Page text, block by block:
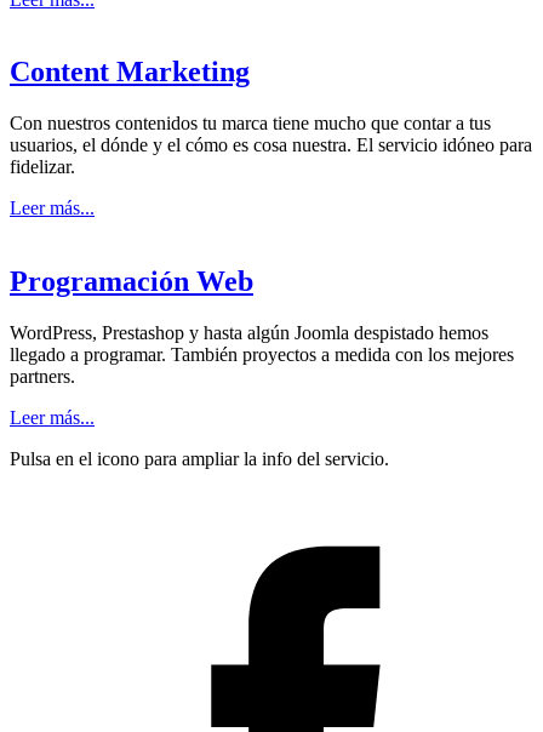
Content Marketing
Con nuestros contenidos tu marca tiene mucho que contar a tus
usuarios, el dónde y el cómo es cosa nuestra. El servicio idóneo para
fidelizar.
Leer más...
Programación Web
WordPress, Prestashop y hasta algún Joomla despistado hemos
llegado a programar. También proyectos a medida con los mejores
partners.
Leer más...
Pulsa en el icono para ampliar la info del servicio.